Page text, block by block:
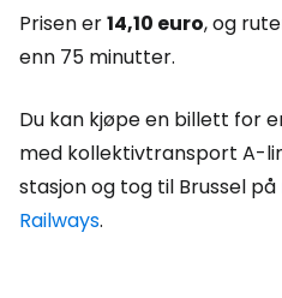
Prisen er14,10 euro, og
enn 75 minutter.
Du kan kjøpe en billett for
med kollektivtransport A-
stasjon og tog til Brussel på
Railways.